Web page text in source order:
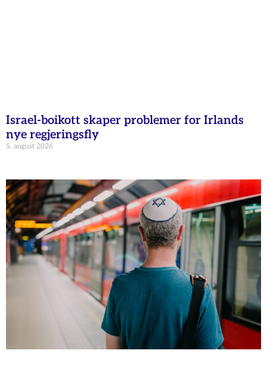
Israel-boikott skaper problemer for Irlands
nye regjeringsfly
5. august 2026